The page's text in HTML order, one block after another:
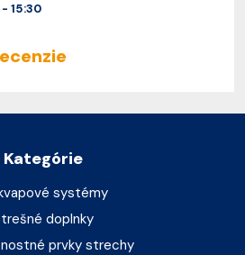
15:30
Kategórie
systémy
doplnky
prvky strechy